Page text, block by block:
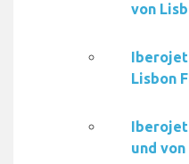
von
Iberojet
Lisbon
Iberojet
und